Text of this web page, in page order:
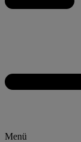
Menü